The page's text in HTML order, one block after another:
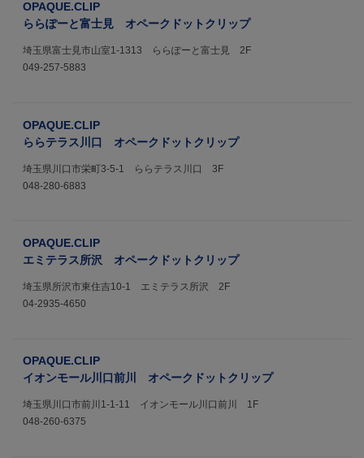
OPAQUE.CLIP
ららぽーと富士見 オペークドットクリップ
埼玉県富士見市山室1-1313 ららぽーと富士見 2F
049-257-5883
OPAQUE.CLIP
ららテラス川口 オペークドットクリップ
埼玉県川口市栄町3-5-1 ららテラス川口 3F
048-280-6883
OPAQUE.CLIP
エミテラス所沢 オペークドットクリップ
埼玉県所沢市東住吉10-1 エミテラス所沢 2F
04-2935-4650
OPAQUE.CLIP
イオンモール川口前川 オペークドットクリップ
埼玉県川口市前川1-1-11 イオンモール川口前川 1F
048-260-6375